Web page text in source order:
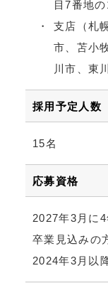
目7番地の
支店（札
市、苫小
川市、東
採用予定人数
15名
応募資格
2027年3月に
卒業見込みの
2024年3月以